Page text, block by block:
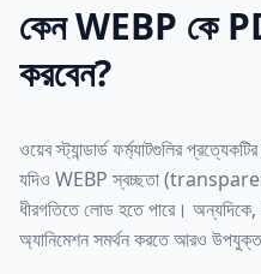
কেন WEBP কে
করবেন?
ওয়েব স্ট্যান্ডার্ড ফর্ম্যাটগুলির
যদিও WEBP স্বচ্ছতা
ধীরগতিতে লোড হতে পারে। অন্যদিকে,
অ্যানিমেশন সমর্থন করতে আরও